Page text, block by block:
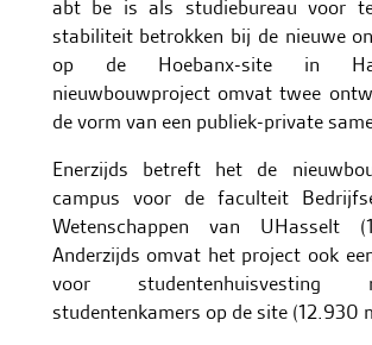
abt be is als studiebureau voor
stabiliteit betrokken bij de nieuwe
op de Hoebanx-site in
nieuwbouwproject omvat twee
de vorm van een publiek-private
Enerzijds betreft het de
campus voor de faculteit
Wetenschappen van UHasselt
Anderzijds omvat het project ook
voor
studentenkamers op de site (12.930